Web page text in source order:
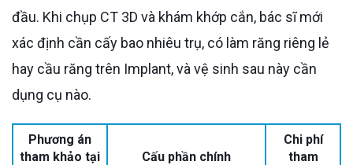
đầu. Khi chụp CT 3D và khám khớp cắn, bác sĩ mới
xác định cần cấy bao nhiêu trụ, có làm răng riêng lẻ
hay cầu răng trên Implant, và vệ sinh sau này cần
dụng cụ nào.
Phương án
tham khảo tại
Cấu phần chính
Chi phí
tham